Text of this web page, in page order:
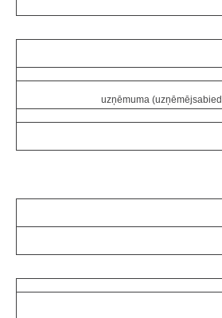
uzņēmuma